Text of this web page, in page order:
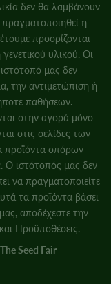
δεν θα λαμβάνουν
η
προορίζονται
υλικού. Οι
μας δεν
την αντιμετώπιση ή
παθήσεων.
στην αγορά μόνο
στις σελίδες των
προϊόντα σπόρων
Ο ιστότοπός μας δεν
να πραγματοποιείτε
τα προϊόντα βάσει
αποδέχεστε την
Προϋποθέσεις.
The Seed Fair